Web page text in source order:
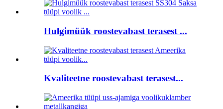
Hulgimüük roostevabast terasest ...
Kvaliteetne roostevabast terasest...